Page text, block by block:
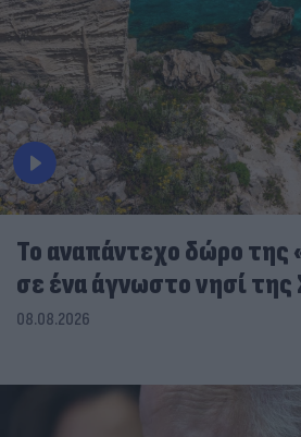
To αναπάντεχο δώρο της
σε ένα άγνωστο νησί της
08.08.2026